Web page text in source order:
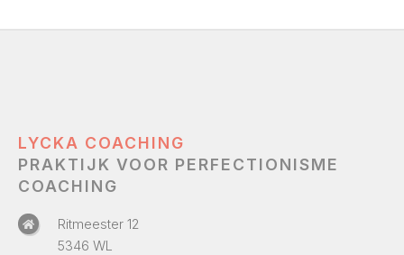
LYCKA COACHING
PRAKTIJK VOOR PERFECTIONISME
COACHING
Ritmeester 12
5346 WL